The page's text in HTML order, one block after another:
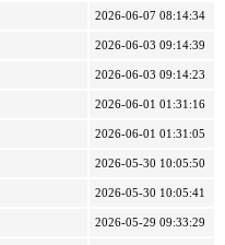
2026-06-07 08:14:34
2026-06-03 09:14:39
2026-06-03 09:14:23
2026-06-01 01:31:16
2026-06-01 01:31:05
2026-05-30 10:05:50
2026-05-30 10:05:41
2026-05-29 09:33:29